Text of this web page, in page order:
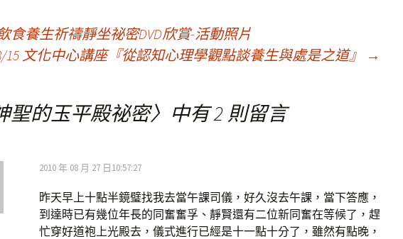
食養生祈禱靜坐祕密DVD欣賞-活動照片
15 文化中心講座『從認知心理學觀點談養生與處是之道』
→
聖的玉平殿祕密〉中有 2 則留言
2010 年 08 月 27 日10:57:27
昨天早上十點半鏡璧找我去當午課司儀，好久沒去午課，當下答應，
到達時已有幾位年長的同奮奮孚、靜賢還有二位新同奮在等候了，趕
忙穿好道袍上光殿去，儀式進行已經是十一點十分了，雖然有點晚，